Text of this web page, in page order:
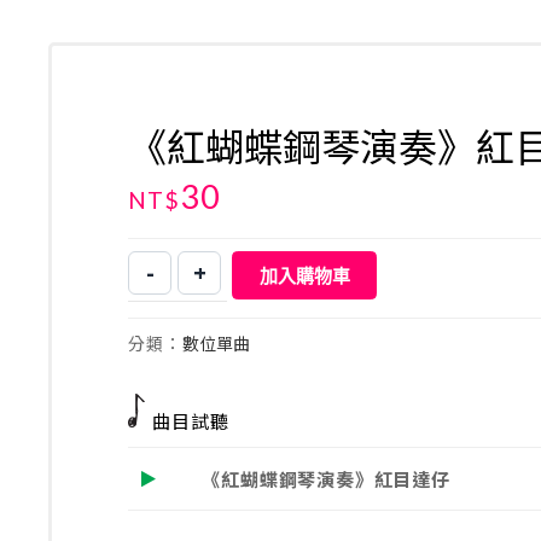
《紅蝴蝶鋼琴演奏》紅
NT$30
-
《紅
蝶
琴
演
紅
+ 加入購物車
分類： 數位單曲
曲目試聽
《紅蝴蝶鋼琴演奏》紅目達仔